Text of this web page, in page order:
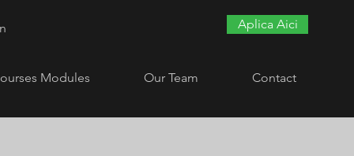
Aplica Aici
Modules Our Team Contact